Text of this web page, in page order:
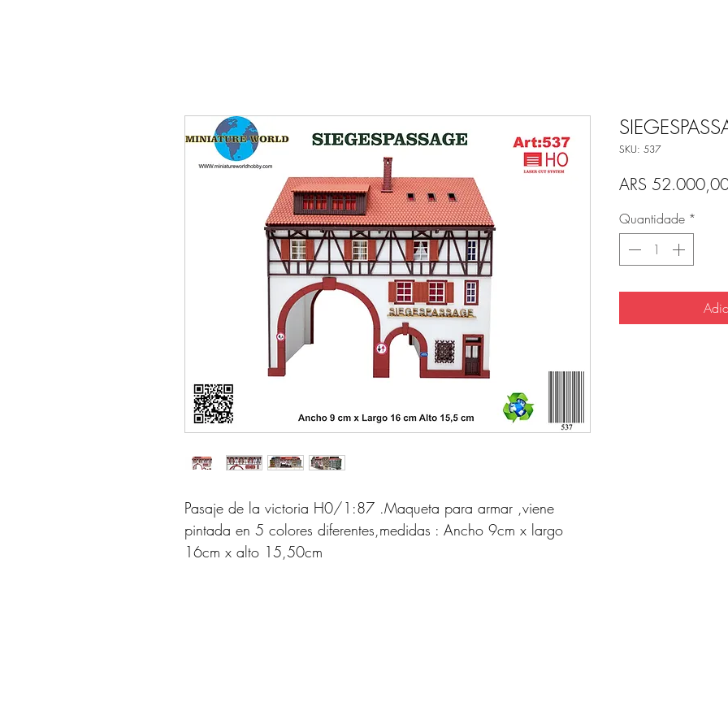
Pasaje de la victoria H0/1:87 .Maqueta para armar ,viene
pintada en 5 colores diferentes,medidas : Ancho 9cm x largo
16cm x alto 15,50cm
SKU: 537
ARS
Quantidade *